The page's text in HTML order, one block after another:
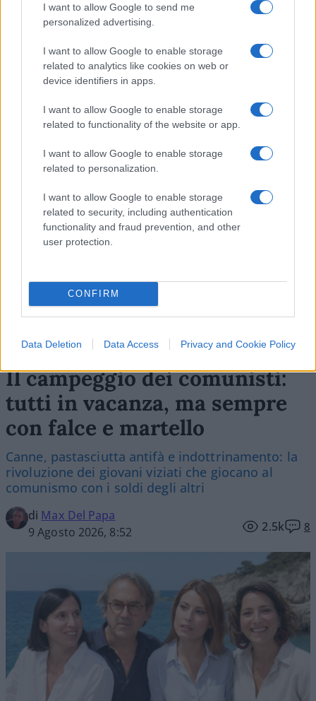
I want to allow Google to send me
personalized advertising.
I want to allow Google to enable storage
related to analytics like cookies on web or
device identifiers in apps.
I want to allow Google to enable storage
related to functionality of the website or app.
I want to allow Google to enable storage
related to personalization.
I want to allow Google to enable storage
related to security, including authentication
functionality and fraud prevention, and other
user protection.
CONFIRM
Data Deletion Data Access Privacy and Cookie Policy
Matteo Milanesi, 14 aprile 2023
#CANCEL CULTURE #DISNEYLAND #USA
33
Leggi i commenti
Vignetta del 07/08/2026
Il campeggio dei comunisti:
tutti in vacanza, ma sempre
con falce e martello
Canne, pastasciutta antifà e indottrinamento: la
rivoluzione dei giovani viziati che giocano al
comunismo con i soldi degli altri
di Max Del Papa
9 Agosto 2026, 8:52
2.5k 8